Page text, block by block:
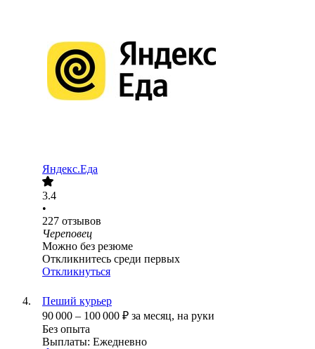
Яндекс.Еда
3.4
•
227 отзывов
Череповец
Можно без резюме
Откликнитесь среди первых
Откликнуться
Пеший курьер
90 000 – 100 000 ₽ за месяц, на руки
Без опыта
Выплаты: Ежедневно